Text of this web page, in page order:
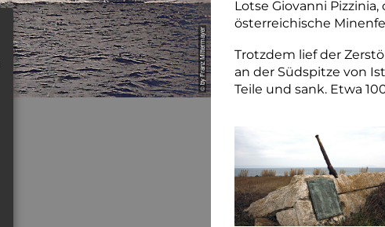
© by Franz Mittermayer
Lotse Giovanni
österreichische
Trotzdem lief der
an der Südspitze von
Teile und sank. Etwa